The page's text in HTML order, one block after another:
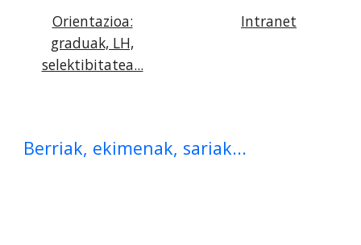
Orientazioa:
graduak, LH,
selektibitatea...
Intranet
Berriak, ekimenak, sariak...